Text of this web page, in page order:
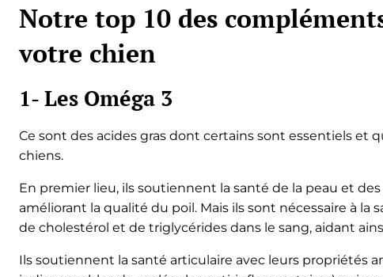
Notre top 10 des
votre chien
1- Les Oméga 3
Ce sont des acides gras dont certains sont essentiels et
chiens.
En premier lieu, ils soutiennent la santé de la peau et
améliorant la qualité du poil. Mais ils sont nécessaire à
de cholestérol et de triglycérides dans le sang, aidant
Ils soutiennent la santé articulaire avec leurs propriétés